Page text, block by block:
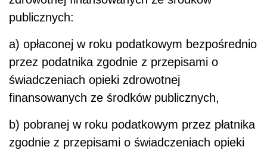
publicznych:
a) opłaconej w roku podatkowym bezpośrednio
przez podatnika zgodnie z przepisami o
świadczeniach opieki zdrowotnej
finansowanych ze środków publicznych,
b) pobranej w roku podatkowym przez płatnika
zgodnie z przepisami o świadczeniach opieki